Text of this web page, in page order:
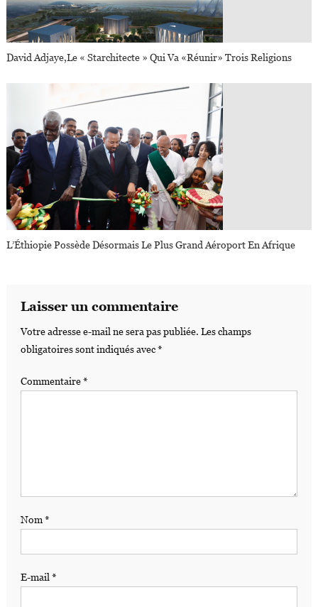
David Adjaye,le « Starchitecte » Qui Va «réunir» Trois Religions
L’Éthiopie Possède Désormais Le Plus Grand Aéroport En Afrique
Laisser un commentaire
Votre adresse e-mail ne sera pas publiée. Les champs
obligatoires sont indiqués avec*
Commentaire*
Nom*
E-mail *